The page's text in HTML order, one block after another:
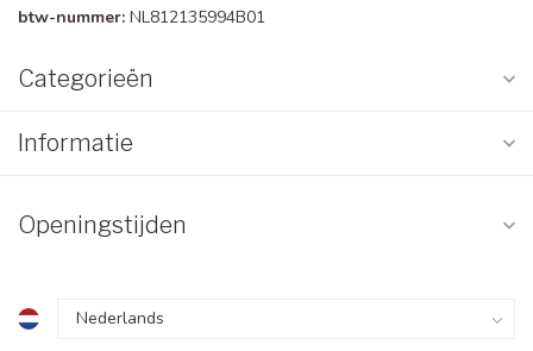
btw-nummer: NL812135994B01
Categorieën
Informatie
Openingstijden